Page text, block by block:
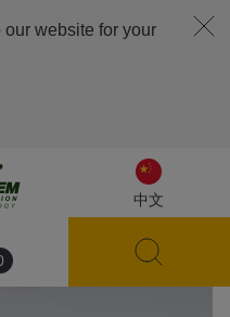
中文
website for your